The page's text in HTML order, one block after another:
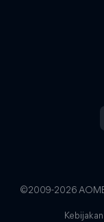
©2009-2026